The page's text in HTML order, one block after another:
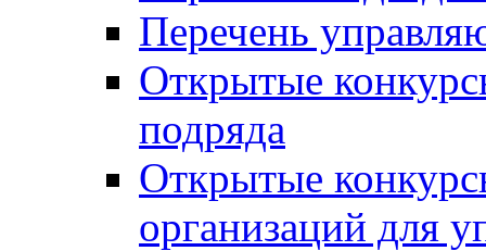
Перечень
Открытые
подряда
Открытые
организаций для